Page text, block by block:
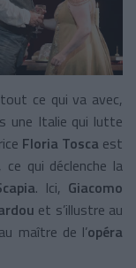
ce qui va avec,
une Italie qui lutte
Floria Tosca est
, ce qui déclenche la
. Ici, Giacomo
et s’illustre au
maître de l’opéra